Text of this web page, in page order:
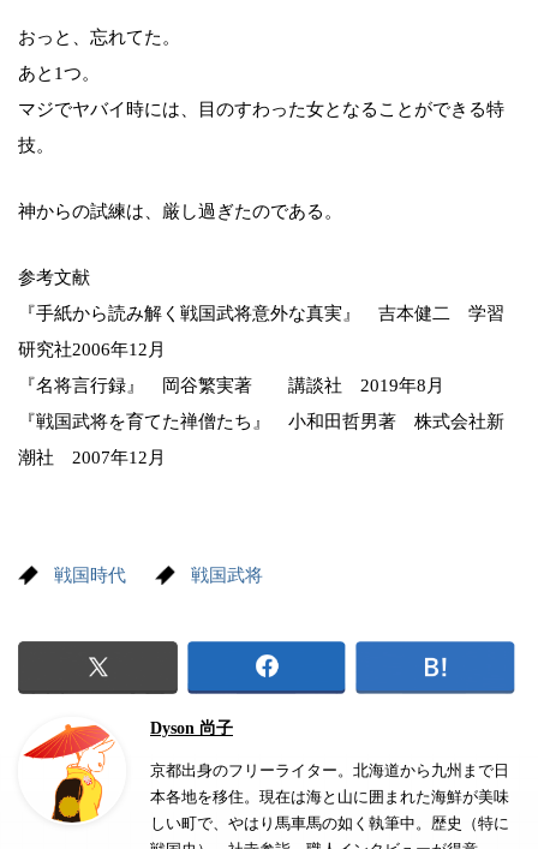
おっと、忘れてた。
あと1つ。
マジでヤバイ時には、目のすわった女となることができる特
技。
神からの試練は、厳し過ぎたのである。
参考文献
『手紙から読み解く戦国武将意外な真実』 吉本健二 学習
研究社2006年12月
『名将言行録』 岡谷繁実著 講談社 2019年8月
『戦国武将を育てた禅僧たち』 小和田哲男著 株式会社新
潮社 2007年12月
戦国時代 戦国武将
Dyson 尚子
京都出身のフリーライター。北海道から九州まで日
本各地を移住。現在は海と山に囲まれた海鮮が美味
しい町で、やはり馬車馬の如く執筆中。歴史（特に